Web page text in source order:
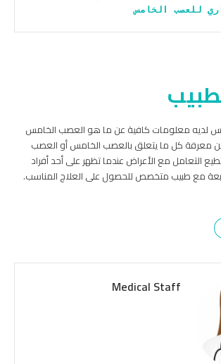
للعصب الخامس
لديه معلومات كافية عن ما هو العصب الخامس
معرفة كل ما يتعلق بالعصب الخامس أو العصب
التعامل مع الأعراض عندما تظهر على أحد أفراد
مع طبيب متخصص للحصول على العلاج المناسب.
Medical Staff